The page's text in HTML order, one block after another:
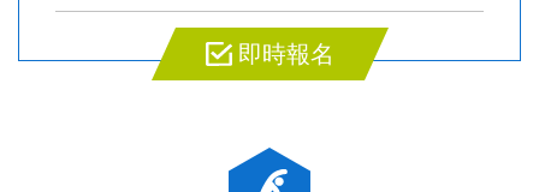
即時報名